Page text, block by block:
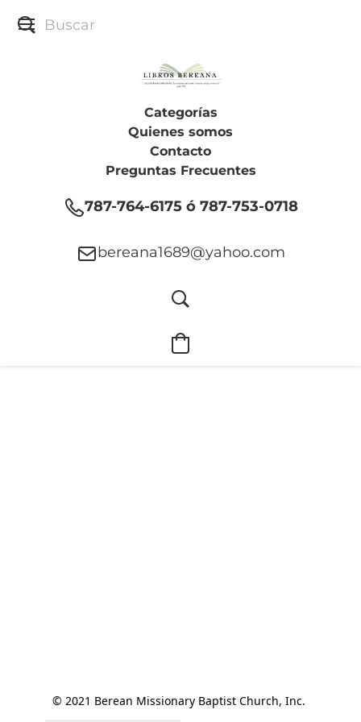
Categorías
Quienes somos
Contacto
Preguntas Frecuentes
787-764-6175 ó 787-753-0718
bereana1689@yahoo.com
© 2021 Berean Missionary Baptist Church, Inc.